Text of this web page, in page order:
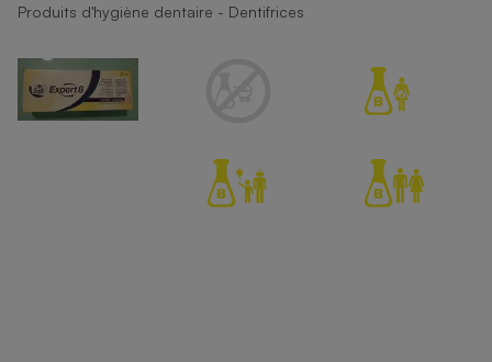
Produits d'hygiène dentaire - Dentifrices